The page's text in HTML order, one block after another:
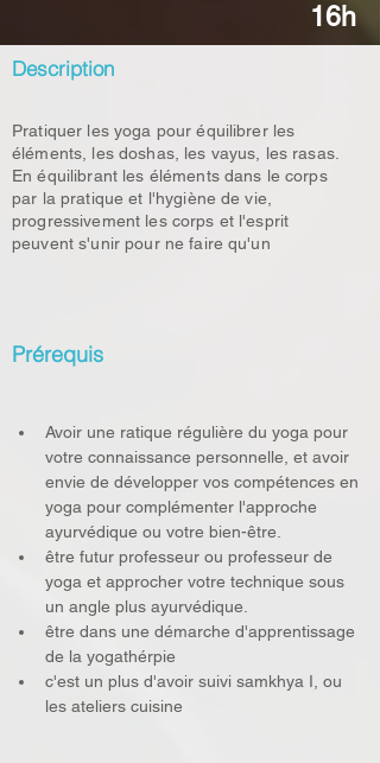
16h
Description
Pratiquer les yoga pour équilibrer les
éléments, les doshas, les vayus, les rasas.
En équilibrant les éléments dans le corps
par la pratique et l'hygiène de vie,
progressivement les corps et l'esprit
peuvent s'unir pour ne faire qu'un
Prérequis
Avoir une ratique régulière du yoga pour
votre connaissance personnelle, et avoir
envie de développer vos compétences en
yoga pour complémenter l'approche
ayurvédique ou votre bien-être.
être futur professeur ou professeur de
yoga et approcher votre technique sous
un angle plus ayurvédique.
être dans une démarche d'apprentissage
de la yogathérpie
c'est un plus d'avoir suivi samkhya I, ou
les ateliers cuisine